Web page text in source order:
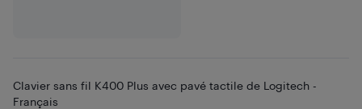
Clavier sans fil K400 Plus avec pavé tactile de Logitech -
Français